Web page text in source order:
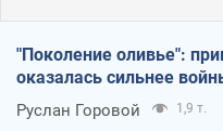
"Поколение оливье":
оказалась сильнее
Руслан Горовой 1,9 т.